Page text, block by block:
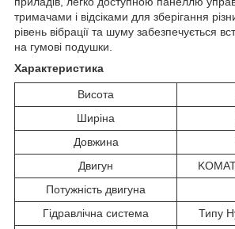
тримачами і відсіками для зберігання
рівень вібрації та шуму забезпечується
на гумові подушки.
Характеристика
Висота
Ширіна
Довжина
Двигун
Потужність двигуна
Гідравлічна система
Типу